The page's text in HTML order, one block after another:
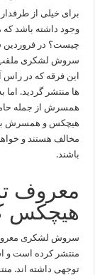
برای خیلی از
وجود داشته باشد
سروش لشکری ملقب
این فرقه که در راس
ها منتشر گردید. اما
همسرش از جمله
هیچکس و همسرش با
مخالف هستند و
باشند.
معروف
هیچکس
منتشر کرده است و
توجهی داشته اند.